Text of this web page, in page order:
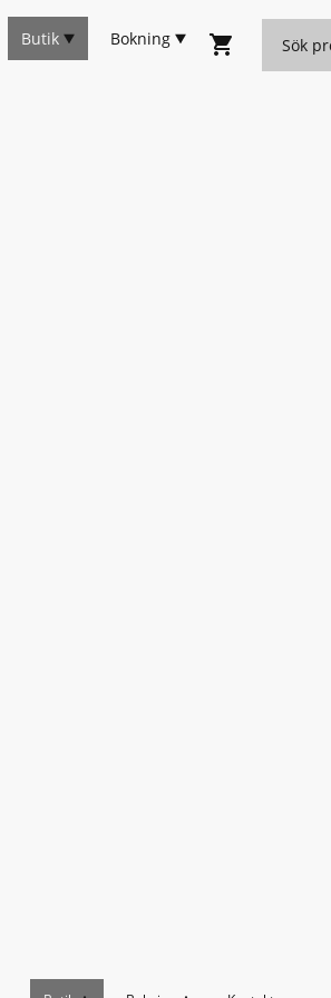
Butik Bokning